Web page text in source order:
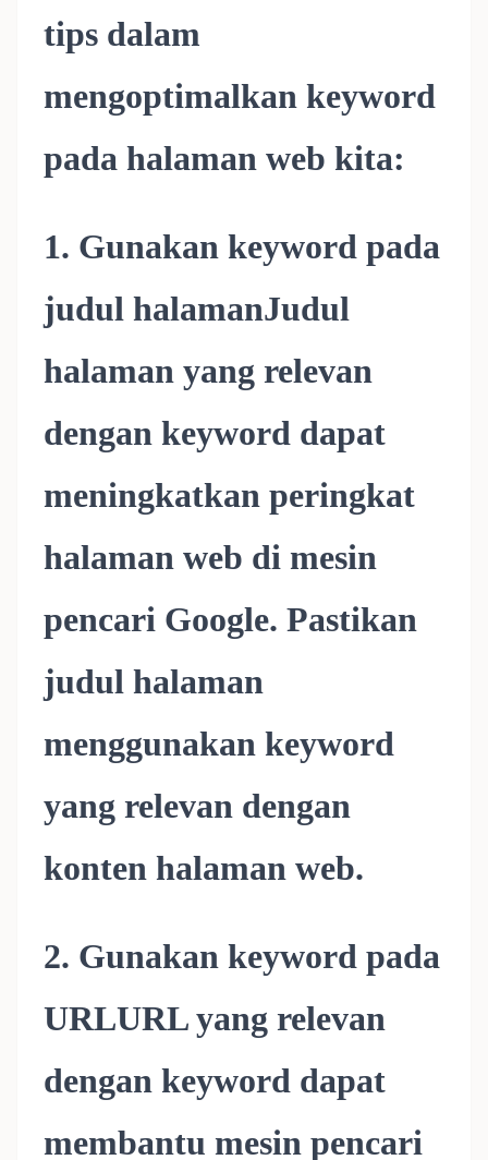
tips dalam
mengoptimalkan keyword
pada halaman web kita:
1. Gunakan keyword pada
judul halamanJudul
halaman yang relevan
dengan keyword dapat
meningkatkan peringkat
halaman web di mesin
pencari Google. Pastikan
judul halaman
menggunakan keyword
yang relevan dengan
konten halaman web.
2. Gunakan keyword pada
URLURL yang relevan
dengan keyword dapat
membantu mesin pencari